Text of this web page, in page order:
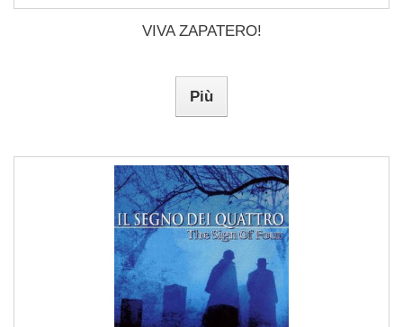
VIVA ZAPATERO!
Più